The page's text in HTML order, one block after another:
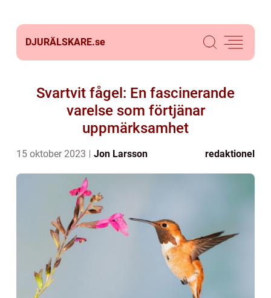
DJURÄLSKARE.se
Svartvit fågel: En fascinerande
varelse som förtjänar
uppmärksamhet
15 oktober 2023 Jon Larsson redaktionel